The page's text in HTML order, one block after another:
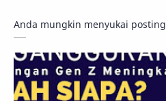
Anda mungkin menyukai